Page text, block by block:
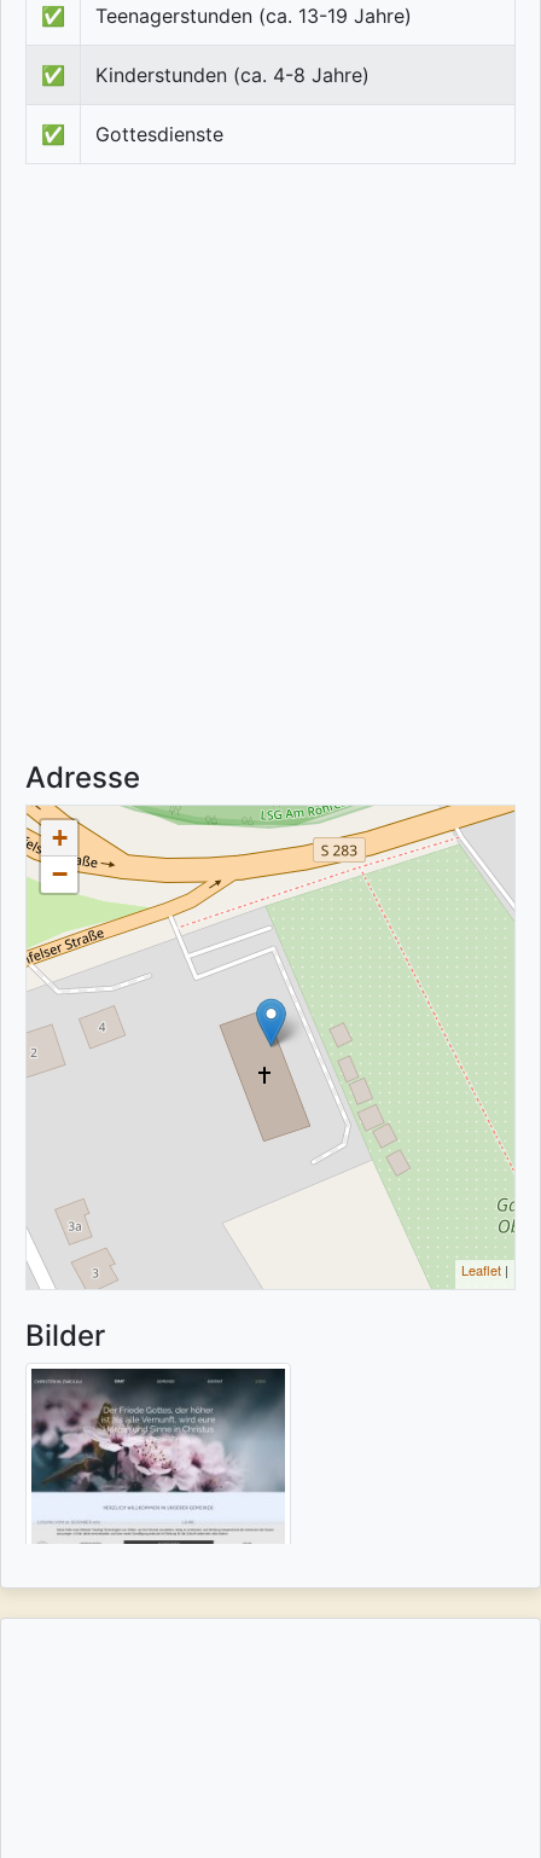
✅ Teenagerstunden (ca. 13-19 Jahre)
✅ Kinderstunden (ca. 4-8 Jahre)
✅ Gottesdienste
Adresse
+
−
Leaflet |
Bilder